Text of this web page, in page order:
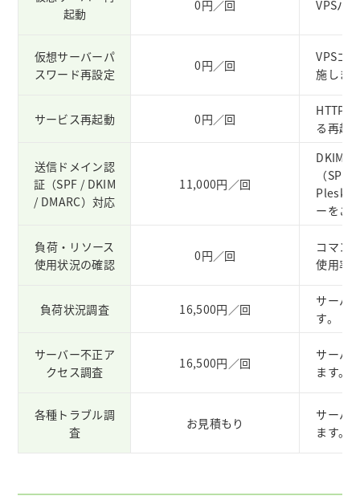
起動
0円／回 VPSパ
仮想サーバーパ
スワード再設定
0円／回
VPSコ
施しま
サービス再起動 0円／回
HTTP
る再起
送信ドメイン認
証（SPF / DKIM
/ DMARC）対応
11,000円／回
DKIM
（
Plesk
ーをご
負荷・リソース
使用状況の確認
0円／回
コマン
使用率
負荷状況調査 16,500円／回
サーバ
す。
サーバー不正ア
クセス調査
16,500円／回
サーバ
ます。
各種トラブル調
査
お見積もり
サーバ
ます。